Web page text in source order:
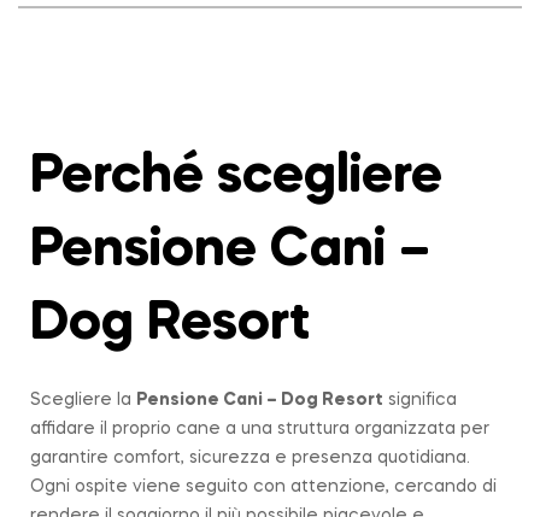
Perché scegliere
Pensione Cani –
Dog Resort
Scegliere la Pensione Cani – Dog Resort significa
affidare il proprio cane a una struttura organizzata per
garantire comfort, sicurezza e presenza quotidiana.
Ogni ospite viene seguito con attenzione, cercando di